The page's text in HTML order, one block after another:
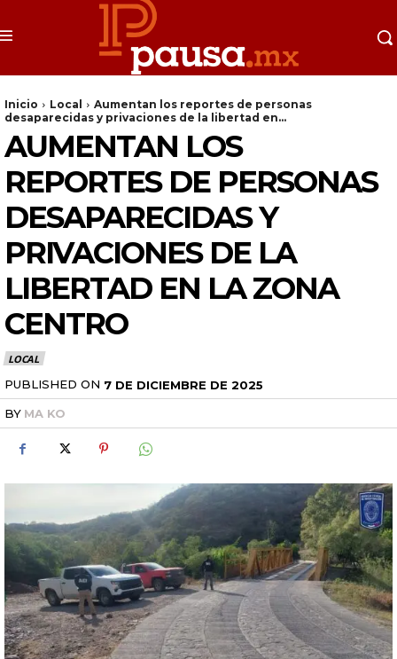
Inicio Local
Aumentan los reportes de personas
desaparecidas y privaciones de la libertad en...
AUMENTAN LOS
REPORTES DE PERSONAS
DESAPARECIDAS Y
PRIVACIONES DE LA
LIBERTAD EN LA ZONA
CENTRO
LOCAL
PUBLISHED ON 7 DE DICIEMBRE DE 2025
BY MA KO